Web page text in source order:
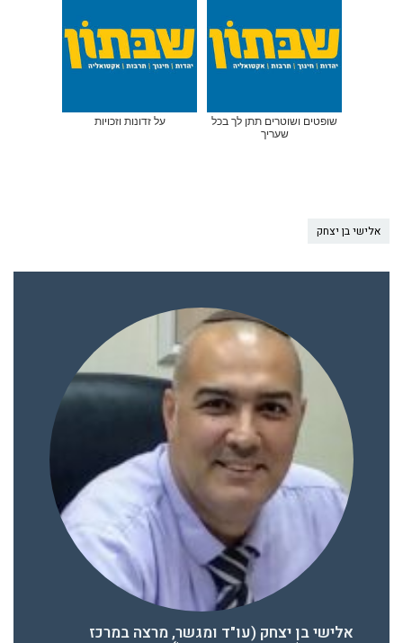
שופטים ושוטרים תתן לך בכל
שעריך
על זדונות וזכויות
אלישי בן יצחק
אלישי בן יצחק (עו"ד ומגשר, מרצה במרכז